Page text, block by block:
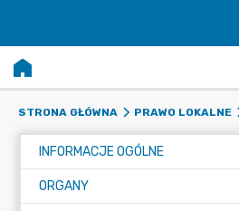
STRONA GŁÓWNA PRAWO LOKALNE
INFORMACJE OGÓLNE
ORGANY